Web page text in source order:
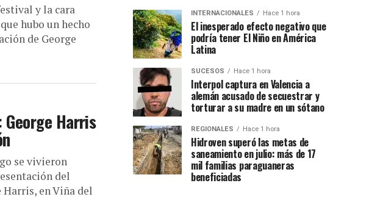
y la cara
hubo un hecho
de George
George Harris
se vivieron
del
en Viña del
INTERNACIONALES Hace 1 hora
El inesperado efecto negativo que
podría tener El Niño en América
Latina
SUCESOS Hace 1 hora
Interpol captura en Valencia a
alemán acusado de secuestrar y
torturar a su madre en un sótano
REGIONALES Hace 1 hora
Hidroven superó las metas de
saneamiento en julio: más de 17
mil familias paraguaneras
beneficiadas